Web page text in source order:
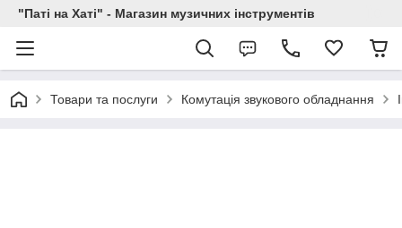
"Паті на Хаті" - Магазин музичних інструментів
Товари та послуги Комутація звукового обладнання